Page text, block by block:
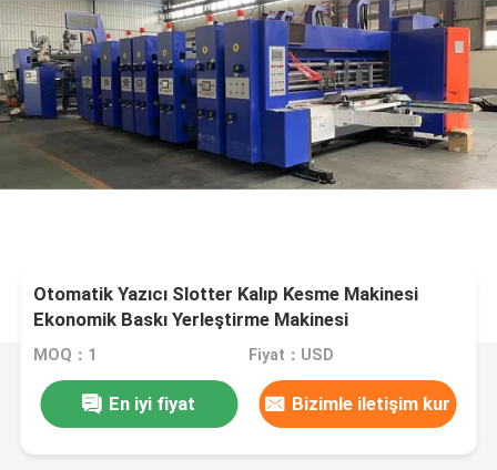
Otomatik Yazıcı Slotter Kalıp Kesme Makinesi
Ekonomik Baskı Yerleştirme Makinesi
MOQ：1 Fiyat：USD
En iyi fiyat Bizimle iletişim kur